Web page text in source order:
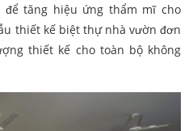
tăng hiệu ứng thẩm mĩ cho
thiết kế biệt thự nhà vườn đơn
thiết kế cho toàn bộ không